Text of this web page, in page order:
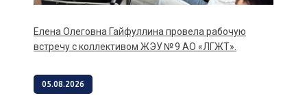
Елена Олеговна Гайфуллина провела рабочую
встречу с коллективом ЖЭУ № 9 АО «ЛГЖТ».
05.08.2026